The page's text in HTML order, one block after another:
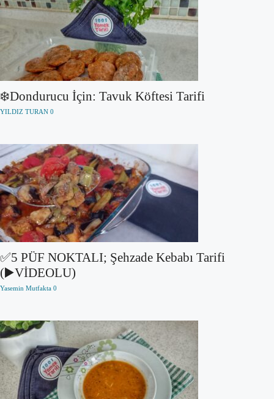
❄️Dondurucu İçin: Tavuk Köftesi Tarifi
YILDIZ TURAN 0
✅5 PÜF NOKTALI; Şehzade Kebabı Tarifi
(▶️VİDEOLU)
Yasemin Mutfakta 0